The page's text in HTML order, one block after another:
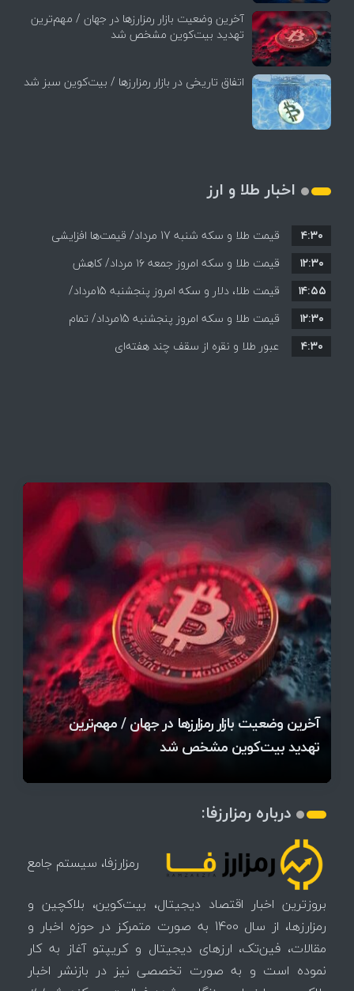
آخرین وضعیت بازار رمزارزها در جهان / مهم‌ترین
تهدید بیت‌کوین مشخص شد
اتفاق تاریخی در بازار رمزارزها / بیت‌کوین سبز شد
اخبار طلا و ارز
قیمت طلا و سکه شنبه 17 مرداد/ قیمت‌ها افزایشی
۴:۳۰
قیمت طلا و سکه امروز جمعه ۱۶ مرداد/ کاهش
قیمت ها+ جدول و جزییات
۱۲:۳۰
قیمت طلا، دلار و سکه امروز پنجشنبه 15مرداد/
افزایش قیمت ها + جدول
۱۴:۵۵
قیمت طلا و سکه امروز پنجشنبه 15مرداد/ تمام
قیمت ها بر مدار افزایش + جدول
۱۲:۳۰
عبور طلا و نقره از سقف چند هفته‌ای
۴:۳۰
چرا سرعت تراکنش‌ها در اقتصاد دیجیتال اهمیت دارد؟
آخرین وضعیت بازار رمزارزها در جهان / مهم‌ترین
تهدید بیت‌کوین مشخص شد
اتفاق تاریخی در بازار رمزارزها / بیت‌کوین سبز شد
قیمت تتر، بیت‌کوین و اتریوم امروز دوشنبه ۵ مرداد
۱۴۰۵ | بیت‌کوین این مرز را از دست بدهد، همه‌چیز
تغییر می‌کند
رقابت پنهان دولت‌ها بر سر بیت‌کوین/ ۱۰ کشور برتر
کدامند؟
اتفاق مهم در بازار رمزارزها / بیت‌کوین وارد فاز تازه شد
تازه‌ترین رسوایی ارز دیجیتال؛ شکایت میلیاردی روی
میز / ۶۲۲ بیت‌کوین کجا رفت؟
بحران بدهی شرکت‌ها و خطر فروش اجباری میلیاردها
دلار بیت‌کوین
درباره رمزارزفا:
رمزارزفا، سیستم جامع
بروزترین اخبار اقتصاد دیجیتال، بیت‌کوین، بلاکچین و
رمزارزها، از سال 1400 به صورت متمرکز در حوزه اخبار و
مقالات، فین‌تک، ارزهای‌ دیجیتال و کریپتو آغاز به کار
نموده است و به صورت تخصصی نیز در بازنشر اخبار